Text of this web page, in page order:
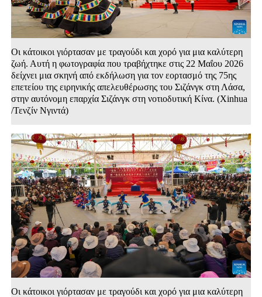
Οι κάτοικοι γιόρτασαν με τραγούδι και χορό για μια καλύτερη
ζωή. Αυτή η φωτογραφία που τραβήχτηκε στις 22 Μαΐου 2026
δείχνει μια σκηνή από εκδήλωση για τον εορτασμό της 75ης
επετείου της ειρηνικής απελευθέρωσης του Σιζάνγκ στη Λάσα,
στην αυτόνομη επαρχία Σιζάνγκ στη νοτιοδυτική Κίνα. (Xinhua
/Τενζίν Νγιντά)
Οι κάτοικοι γιόρτασαν με τραγούδι και χορό για μια καλύτερη